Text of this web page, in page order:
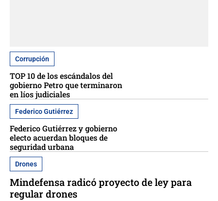
Corrupción
TOP 10 de los escándalos del
gobierno Petro que terminaron
en líos judiciales
Federico Gutiérrez
Federico Gutiérrez y gobierno
electo acuerdan bloques de
seguridad urbana
Drones
Mindefensa radicó proyecto de ley para
regular drones